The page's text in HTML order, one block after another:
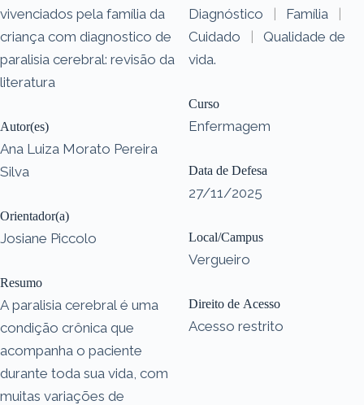
vivenciados pela família da
criança com diagnostico de
paralisia cerebral: revisão da
literatura
Autor(es)
Ana Luiza Morato Pereira
Silva
Orientador(a)
Josiane Piccolo
Resumo
A paralisia cerebral é uma
condição crônica que
acompanha o paciente
durante toda sua vida, com
muitas variações de
Diagnóstico
| Família
|
Cuidado
|
Qualidade de
vida.
Curso
Enfermagem
Data de Defesa
27/11/2025
Local/Campus
Vergueiro
Direito de Acesso
Acesso restrito